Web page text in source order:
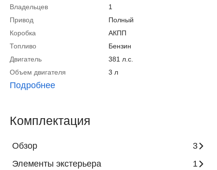
Владельцев
1
Привод
Полный
Коробка
АКПП
Топливо
Бензин
Двигатель
381 л.с.
Объем двигателя
3 л
Подробнее
Комплектация
Обзор
3
Элементы экстерьера
1